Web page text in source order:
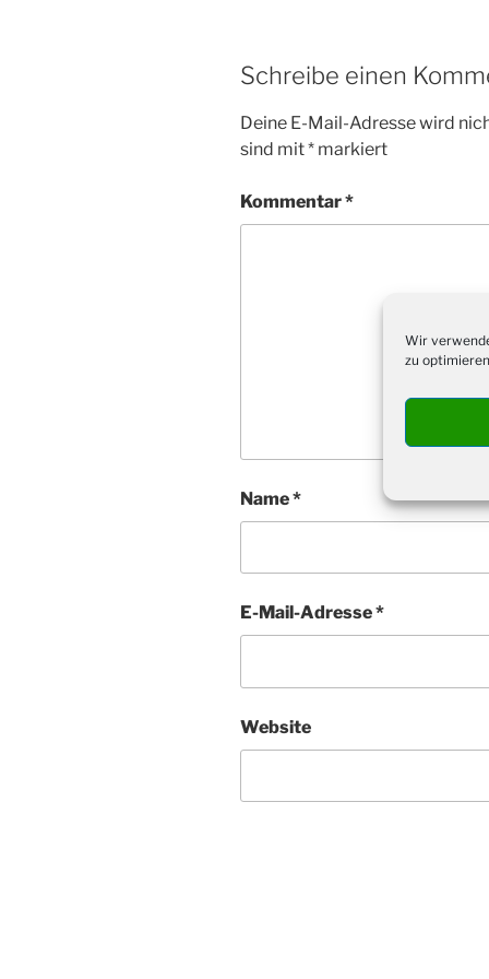
Wir
zu
Schreibe einen
Deine E-Mail-Adresse wird
sind mit* markiert
Kommentar*
Name*
E-Mail-Adresse*
Website